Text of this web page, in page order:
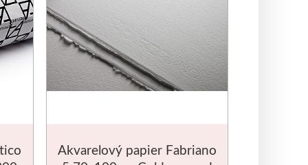
Akvarelový papier Fabriano